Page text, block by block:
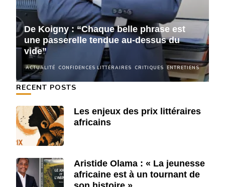
ACTUALITÉ CONFIDENCES LITTÉRAIRES CRITIQUES ENTRETIENS
De Koigny : “Chaque belle phrase est
une passerelle tendue au-dessus du
vide”
RECENT POSTS
Les enjeux des prix littéraires
africains
Aristide Olama : « La jeunesse
africaine est à un tournant de